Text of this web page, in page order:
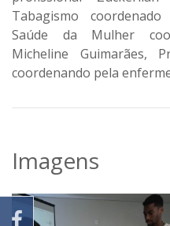
Tabagismo
Saúde da Mulher
Micheline Guimarães,
coordenando pela
Imagens